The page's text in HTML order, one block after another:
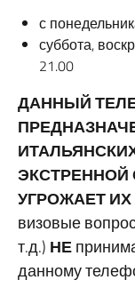
с
суббота,
21.00
ДАННЫЙ
ЭКСТРЕННОЙ
УГРОЖАЕТ
визовые
т.д.) НЕ
данному